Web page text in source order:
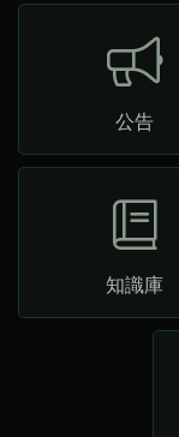
公告
知識庫